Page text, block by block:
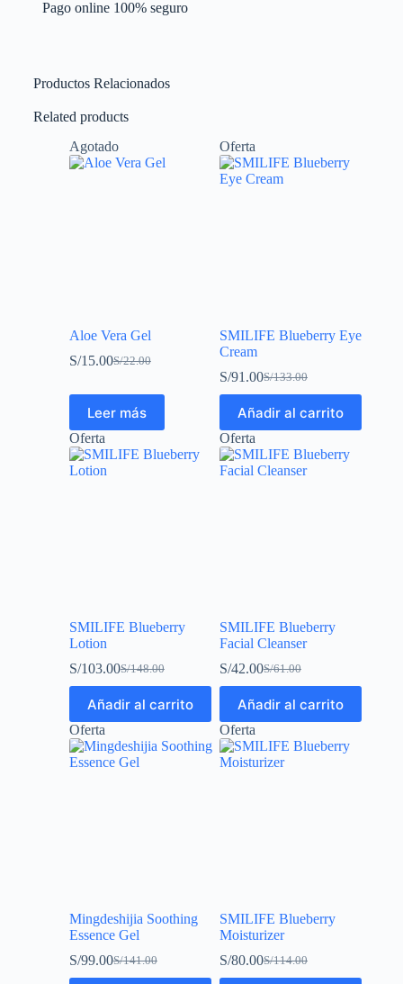
Pago online 100% seguro
Productos Relacionados
Related products
Agotado
Aloe Vera Gel
S/22.00
S/15.00
Leer más
Oferta
SMILIFE Blueberry Eye
Cream
S/133.00
S/91.00
Añadir al carrito
Oferta
SMILIFE Blueberry
Lotion
S/148.00
S/103.00
Añadir al carrito
Oferta
SMILIFE Blueberry
Facial Cleanser
S/61.00
S/42.00
Añadir al carrito
Oferta
Mingdeshijia Soothing
Essence Gel
S/141.00
S/99.00
Oferta
SMILIFE Blueberry
Moisturizer
S/114.00
S/80.00